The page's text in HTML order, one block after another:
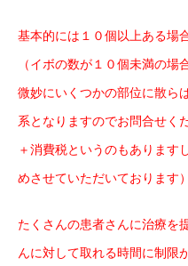
基本的には １０ 個以上ある場
（イボの数が１０個未満の
微妙にいくつかの部位に散ら
系となりますのでお問合せく
＋消費税というのもあります
めさせていただいております）
たくさんの患者さんに治療を
んに対して取れる時間に制限